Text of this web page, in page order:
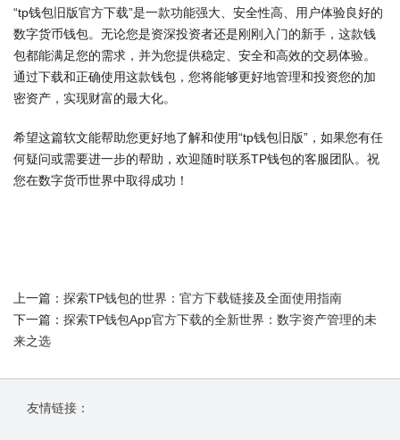
“tp钱包旧版官方下载”是一款功能强大、安全性高、用户体验良好的
数字货币钱包。无论您是资深投资者还是刚刚入门的新手，这款钱
包都能满足您的需求，并为您提供稳定、安全和高效的交易体验。
通过下载和正确使用这款钱包，您将能够更好地管理和投资您的加
密资产，实现财富的最大化。
希望这篇软文能帮助您更好地了解和使用“tp钱包旧版”，如果您有任
何疑问或需要进一步的帮助，欢迎随时联系TP钱包的客服团队。祝
您在数字货币世界中取得成功！
上一篇： 探索TP钱包的世界：官方下载链接及全面使用指南
下一篇： 探索TP钱包App官方下载的全新世界：数字资产管理的未
来之选
友情链接：